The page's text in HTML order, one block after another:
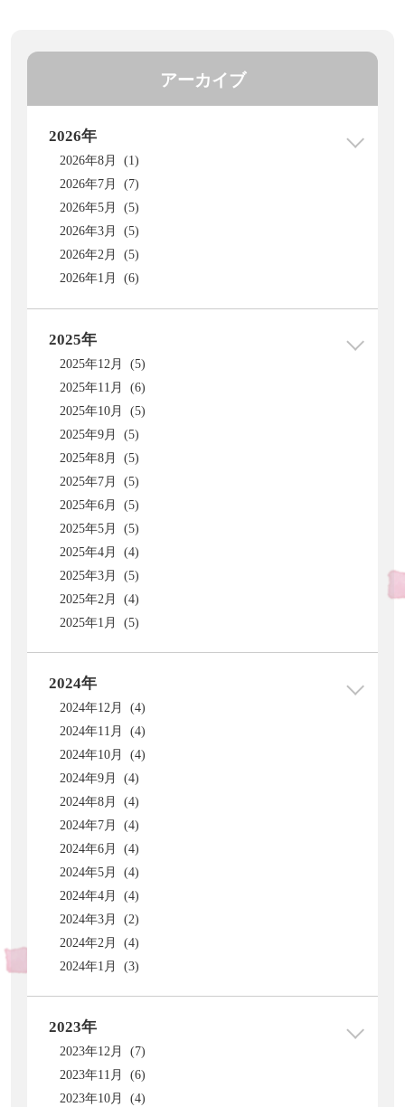
アーカイブ
2026年
2026年8月 (1)
2026年7月 (7)
2026年5月 (5)
2026年3月 (5)
2026年2月 (5)
2026年1月 (6)
2025年
2025年12月 (5)
2025年11月 (6)
2025年10月 (5)
2025年9月 (5)
2025年8月 (5)
2025年7月 (5)
2025年6月 (5)
2025年5月 (5)
2025年4月 (4)
2025年3月 (5)
2025年2月 (4)
2025年1月 (5)
2024年
2024年12月 (4)
2024年11月 (4)
2024年10月 (4)
2024年9月 (4)
2024年8月 (4)
2024年7月 (4)
2024年6月 (4)
2024年5月 (4)
2024年4月 (4)
2024年3月 (2)
2024年2月 (4)
2024年1月 (3)
2023年
2023年12月 (7)
2023年11月 (6)
2023年10月 (4)